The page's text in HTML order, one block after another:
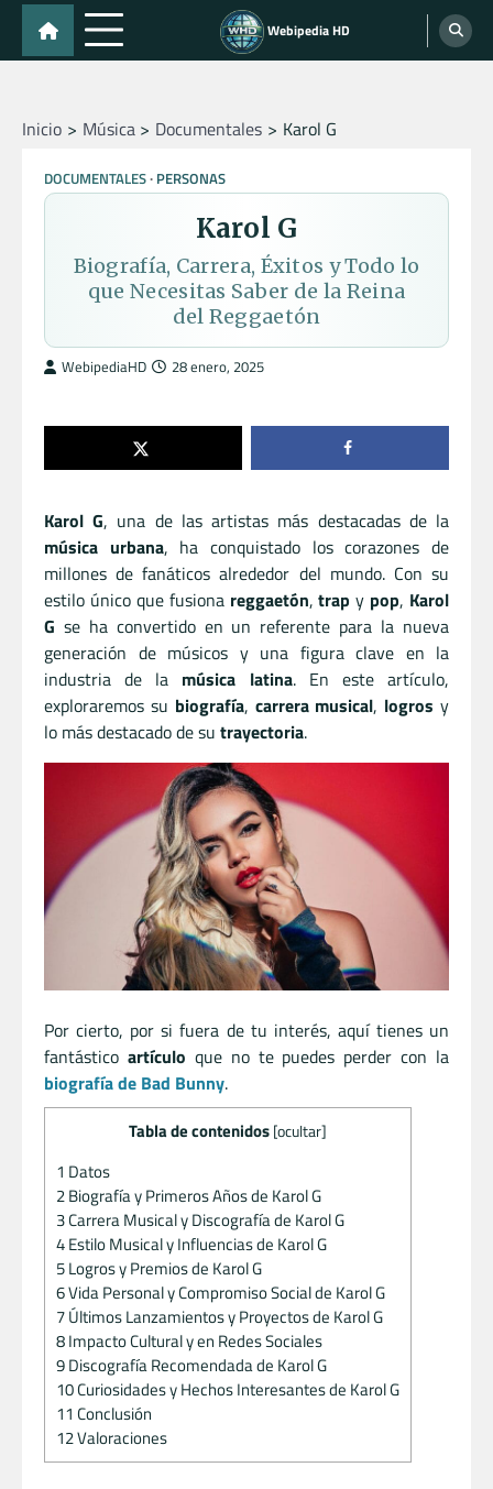
Skip
content
Webipedia HD
Inicio Música Documentales Karol G
DOCUMENTALES PERSONAS
Karol G
Biografía, Carrera, Éxitos y Todo lo
que Necesitas Saber de la Reina
del Reggaetón
WebipediaHD 28 enero, 2025
Karol G, una de las artistas más destacadas de la
música urbana, ha conquistado los corazones de
millones de fanáticos alrededor del mundo. Con su
estilo único que fusiona reggaetón,trap y pop, Karol
G se ha convertido en un referente para la nueva
generación de músicos y una figura clave en la
industria de la música latina. En este artículo,
exploraremos su biografía, carrera musical, logros y
lo más destacado de su trayectoria.
Por cierto, por si fuera de tu interés, aquí tienes un
fantástico artículo que no te puedes perder con la
biografía de Bad Bunny.
Tabla de contenidos [ocultar]
1 Datos
2Biografía y Primeros Años de Karol G
3Carrera Musical y Discografía de Karol G
4Estilo Musical y Influencias de Karol G
5Logros y Premios de Karol G
6Vida Personal y Compromiso Social de Karol G
7Últimos Lanzamientos y Proyectos de Karol G
8Impacto Cultural y en Redes Sociales
9Discografía Recomendada de Karol G
10Curiosidades y Hechos Interesantes de Karol G
11 Conclusión
12Valoraciones